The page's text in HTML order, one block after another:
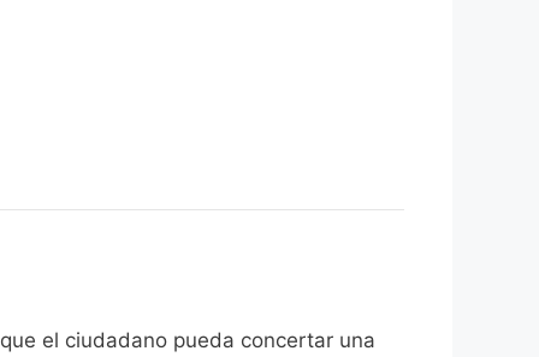
el ciudadano pueda concertar una